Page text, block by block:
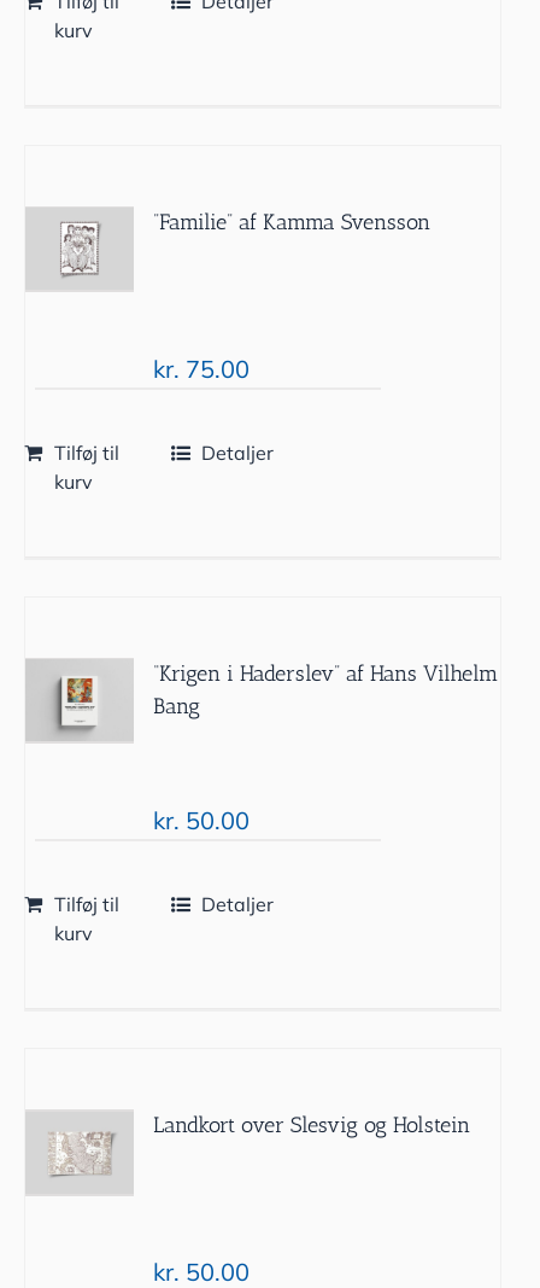
kurv
”Familie” af Kamma Svensson
kr. 75.00
Tilføj til
kurv
Detaljer
“Krigen i Haderslev” af Hans Vilhelm
Bang
kr. 50.00
Tilføj til
kurv
Detaljer
Landkort over Slesvig og Holstein
kr. 50.00